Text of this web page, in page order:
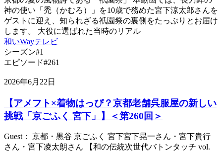
神の使い「禿（かむろ）」を10歳で務めた宮下涼太郎さんを
ゲストに迎え、知られざる祇園祭の裏側をたっぷりとお届け
します。 大役に選ばれた当時のリアル
和いWayテレビ
シーズン#1
エピソード#261
2026年6月22日
【アメフト×着物はっぴ？京都老舗呉服屋の新しい
挑戦「京ごふく 宮下」】＜第260回＞
Guest： 京都・黒谷 京ごふく 宮下宮下晃一さん・宮下貴行
さん・宮下凌太朗さん 【和の伝統次世代バトンタッチ vol.